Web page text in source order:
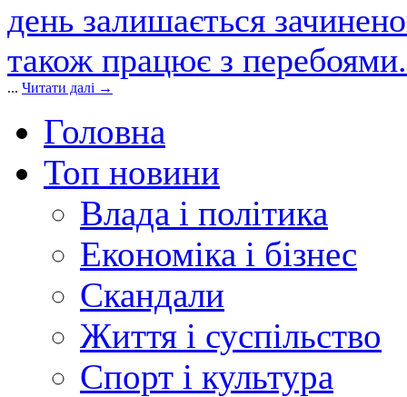
день залишається
також працює з
... Читати далі →
Головна
Топ новини
Влада і політика
Економіка і бізнес
Скандали
Життя і суспільство
Спорт і культура